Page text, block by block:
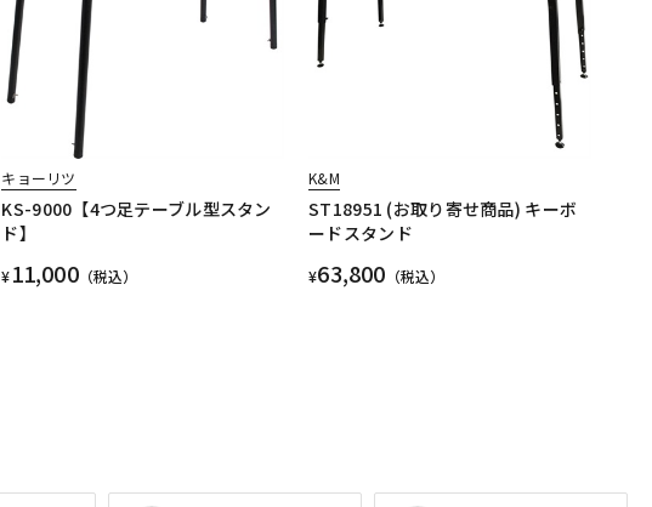
キョーリツ
KS-9000【4つ足テーブル型スタン
ド】
¥11,000（税込）
K&M
ST18951 (お取り寄せ商品) キーボ
ードスタンド
¥63,800 （税込）